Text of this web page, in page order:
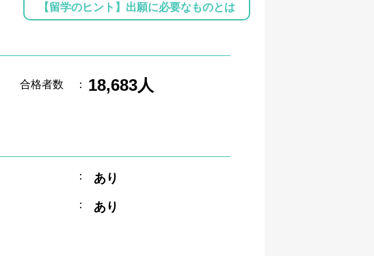
【留学のヒント】出願に必要なものとは
合格者数 ： 18,683人
： あり
： あり